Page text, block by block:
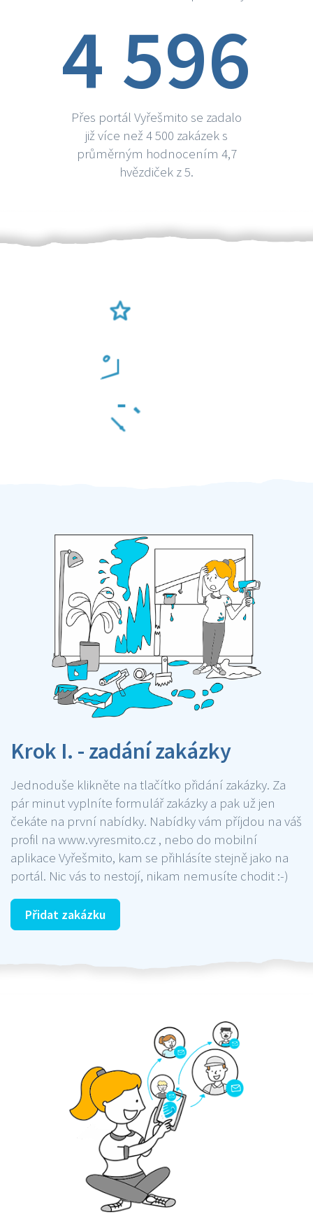
4 596
Přes portál Vyřešmito se zadalo
již více než 4 500 zakázek s
průměrným hodnocením 4,7
hvězdiček z 5.
Krok I. - zadání zakázky
Jednoduše klikněte na tlačítko přidání zakázky. Za
pár minut vyplníte formulář zakázky a pak už jen
čekáte na první nabídky. Nabídky vám příjdou na váš
profil na www.vyresmito.cz , nebo do mobilní
aplikace Vyřešmito, kam se přihlásíte stejně jako na
portál. Nic vás to nestojí, nikam nemusíte chodit :-)
Přidat zakázku